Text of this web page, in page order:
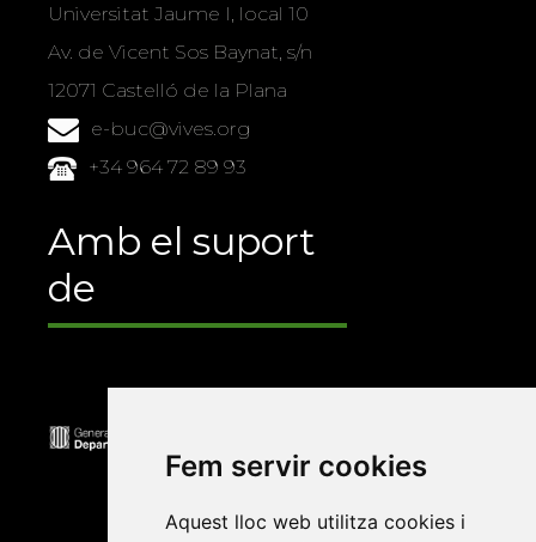
Fem servir cookies
Aquest lloc web utilitza cookies i
Universitat Jaume I, local 10
Av. de Vicent Sos Baynat, s/n
12071 Castelló de la Plana
e-buc@vives.org
+34 964 72 89 93
Amb el suport
de